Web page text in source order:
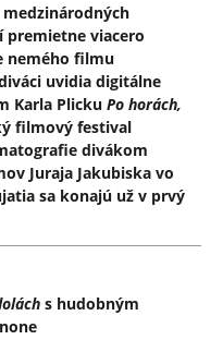
medzinárodných
premietne viacero
nemého filmu
uvidia digitálne
Karla Plicku Po horách,
filmový festival
divákom
Juraja Jakubiska vo
sa konajú už v prvý
s hudobným